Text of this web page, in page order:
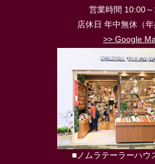
営業時間 10:00
店休日 年中無休（年
>> Google
■ノムラテーラーハウ